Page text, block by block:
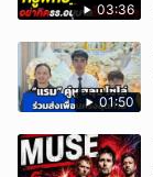
03:36
01:50